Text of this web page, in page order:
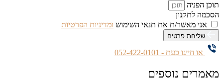
תוכן הפניה
הסכמה לתקנון
אני מאשר/ת את תנאי השימוש ומדיניות הפרטיות
שליחת פרטים
או חייגו כעת - 052-422-0101
מאמרים נוספים